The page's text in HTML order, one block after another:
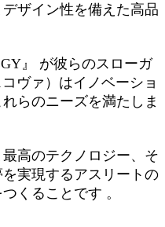
ザイン性を備えた高品
』 が彼らのスローガ
ヴァ）はイノベーショ
らのニーズを満たしま
高のテクノロジー、そ
実現するアスリートの
くることです 。